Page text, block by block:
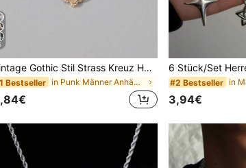
Vintage Gothic Stil Strass Kreuz Halskette, verblassungsresistent, modische unisex Hiphop Kette Halskette
Bestseller in Punk Männer Anhänger Halsketten #2 Bestseller in
3,94€